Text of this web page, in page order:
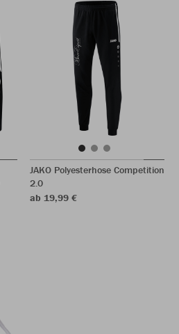
JAKO Polyesterhose Competition
2.0
ab 19,99 €